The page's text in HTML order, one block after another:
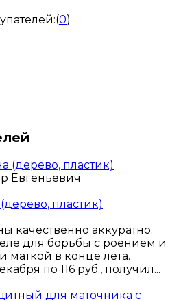
(0)
Евгеньевич
пластик)
качественно аккуратно.
для борьбы с роением и
в конце лета.
по 116 руб., получил...